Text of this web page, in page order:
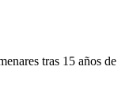
tras 15 años de